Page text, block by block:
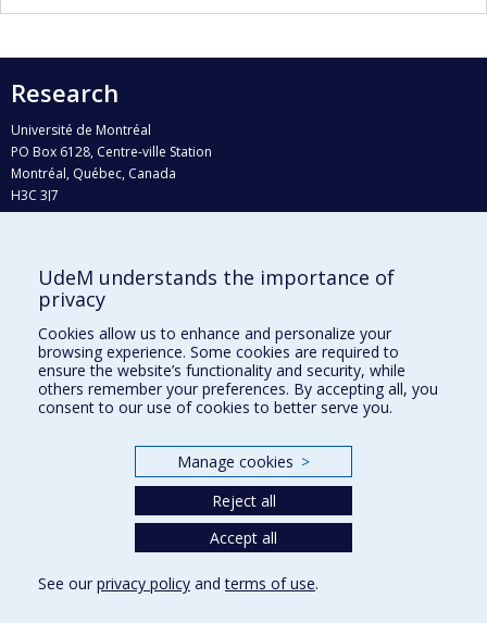
Research
Université de Montréal
PO Box 6128, Centre-ville Station
Montréal, Québec, Canada
H3C 3J7
Who does what?
Find us
Site map
Accessibility
UdeM understands the importance of
privacy
Cookies allow us to enhance and personalize your
browsing experience. Some cookies are required to
ensure the website’s functionality and security, while
others remember your preferences. By accepting all, you
consent to our use of cookies to better serve you.
Manage cookies >
Reject all
Accept all
See our privacy policy andterms of use.